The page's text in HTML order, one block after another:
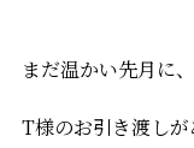
まだ温かい先月に、
T様のお引き渡しが